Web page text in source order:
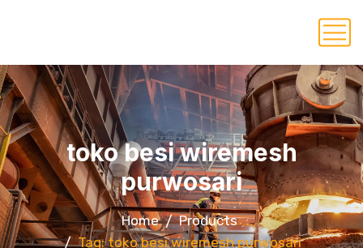
toko besi wiremesh
purwosari
Home
Products
Tag: toko besi wiremesh purwosari